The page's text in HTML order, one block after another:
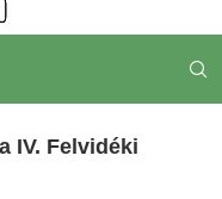
IV. Felvidéki